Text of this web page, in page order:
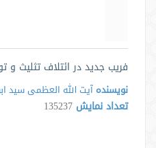
فریب جدید در ائتلاف تثلیث و
نویسنده آیت الله العظمی سید
تعداد نمایش 135237